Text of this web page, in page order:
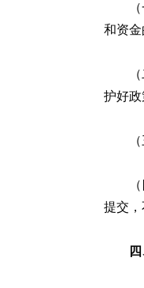
和资金
护好政
提交，